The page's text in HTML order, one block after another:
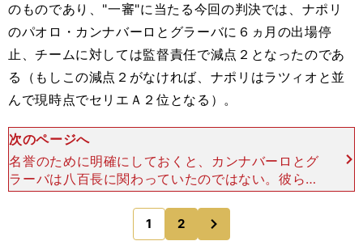
のものであり、"一審"に当たる今回の判決では、ナポリ
のパオロ・カンナバーロとグラーバに６ヵ月の出場停
止、チームに対しては監督責任で減点２となったのであ
る（もしこの減点２がなければ、ナポリはラツィオと並
んで現時点でセリエＡ２位となる）。
次のページへ
名誉のために明確にしておくと、カンナバーロとグ
ラーバは八百長に関わっていたのではない。彼らは
持ちかけられた八百長を拒否して一切関わっていな
いのだが「話をもちかけられたことをサッカー連盟
に報告しなかった
1 2